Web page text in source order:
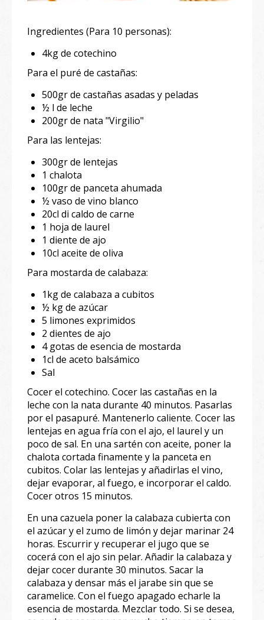
Ingredientes (Para 10 personas):
4kg de cotechino
Para el puré de castañas:
500gr de castañas asadas y peladas
½ l de leche
200gr de nata "Virgilio"
Para las lentejas:
300gr de lentejas
1 chalota
100gr de panceta ahumada
½ vaso de vino blanco
20cl di caldo de carne
1 hoja de laurel
1 diente de ajo
10cl aceite de oliva
Para mostarda de calabaza:
1kg de calabaza a cubitos
½ kg de azúcar
5 limones exprimidos
2 dientes de ajo
4 gotas de esencia de mostarda
1cl de aceto balsámico
Sal
Cocer el cotechino. Cocer las castañas en la
leche con la nata durante 40 minutos. Pasarlas
por el pasapuré. Mantenerlo caliente. Cocer las
lentejas en agua fría con el ajo, el laurel y un
poco de sal. En una sartén con aceite, poner la
chalota cortada finamente y la panceta en
cubitos. Colar las lentejas y añadirlas el vino,
dejar evaporar, al fuego, e incorporar el caldo.
Cocer otros 15 minutos.
En una cazuela poner la calabaza cubierta con
el azúcar y el zumo de limón y dejar marinar 24
horas. Escurrir y recuperar el jugo que se
cocerá con el ajo sin pelar. Añadir la calabaza y
dejar cocer durante 30 minutos. Sacar la
calabaza y densar más el jarabe sin que se
caramelice. Con el fuego apagado echarle la
esencia de mostarda. Mezclar todo. Si se desea,